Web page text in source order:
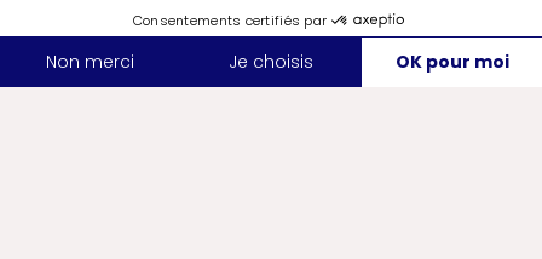
Nos secteurs
d'excellence